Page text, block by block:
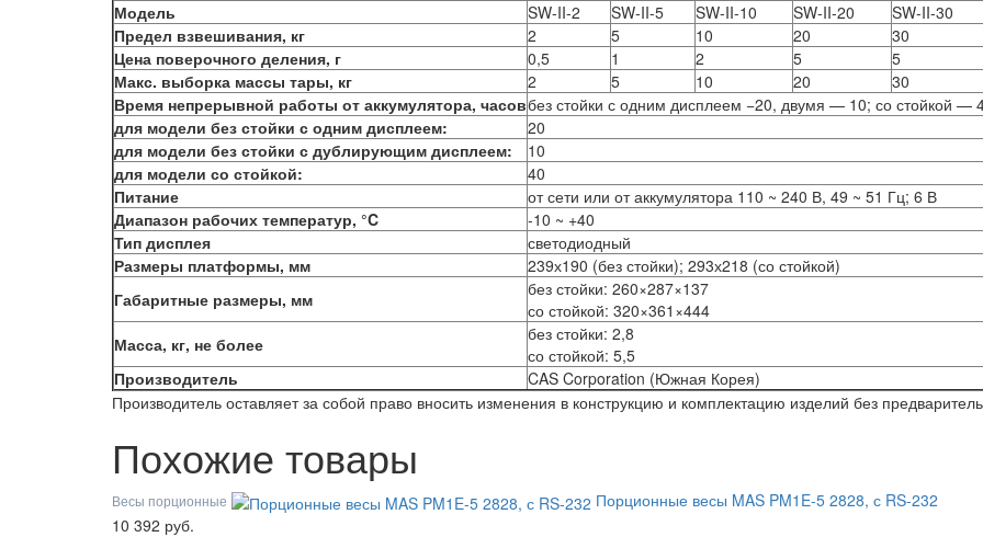
Модель SW-II-2 SW-II-5 SW-II-10 SW-II-20
SW-II-30
Предел взвешивания, кг
2 5 10 20
30
Цена поверочного деления, г
0,5 1 2 5
5
Макс. выборка массы тары, кг
2 5 10 20
30
Время непрерывной работы от аккумулятора, часовбез стойки с одним дисплеем −20, двумя — 10; со стойкой —
для модели без стойки с одним дисплеем:
20
для модели без стойки с дублирующим дисплеем:
10
для модели со стойкой:
40
Питание
от сети или от аккумулятора 110 ~ 240 В, 49 ~ 51 Гц; 6 В
Диапазон рабочих температур, °C
-10 ~ +40
Тип дисплея
светодиодный
Размеры платформы, мм
239х190 (без стойки); 293х218 (со стойкой)
Габаритные размеры, мм
без стойки: 260×287×137
со стойкой: 320×361×444
Масса, кг, не более
без стойки: 2,8
со стойкой: 5,5
Производитель
CAS Corporation (Южная Корея)
Производитель оставляет за собой право вносить изменения в конструкцию и комплектацию изделий без
Похожие товары
Весы порционные
Порционные весы MAS PM1E-5 2828, с RS-232
10 392 руб.